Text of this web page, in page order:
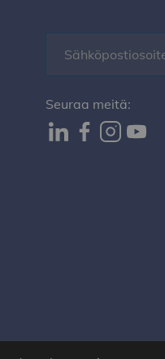
Seuraa meitä: